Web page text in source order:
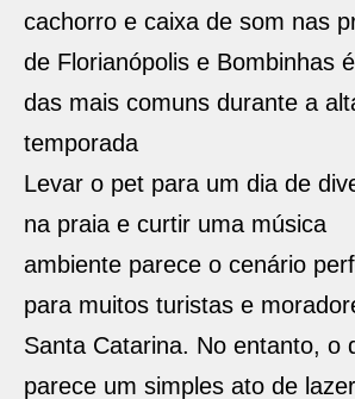
cachorro e caixa de som nas
de Florianópolis e Bombinhas
das mais comuns durante a
temporada
Levar o pet para um dia de
na praia e curtir uma música
ambiente parece o cenário
para muitos turistas e
Santa Catarina. No entanto, o
parece um simples ato de